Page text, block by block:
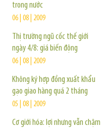
trong nước
06 | 08 | 2009
Thị trường ngũ cốc thế giới
ngày 4/8: giá biến động
06 | 08 | 2009
Không ký hợp đồng xuất khẩu
gạo giao hàng quá 2 tháng
05 | 08 | 2009
Cơ giới hóa: lợi nhưng vẫn chậm